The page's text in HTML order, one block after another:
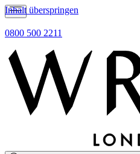
Inhalt überspringen
0800 500 2211